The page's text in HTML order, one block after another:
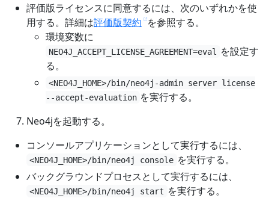
評価版ライセンスに同意するには、次のいずれかを使
用する。詳細は評価版契約 を参照する。
環境変数に
NEO4J_ACCEPT_LICENSE_AGREEMENT=eval
を設定す
る。
<NEO4J_HOME>/bin/neo4j-admin server license
--accept-evaluation を実行する。
Neo4jを起動する。
コンソールアプリケーションとして実行するには、
<NEO4J_HOME>/bin/neo4j console を実行する。
バックグラウンドプロセスとして実行するには、
<NEO4J_HOME>/bin/neo4j start を実行する。